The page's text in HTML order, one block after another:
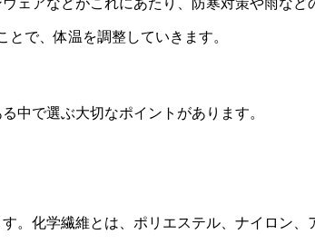
で、体温を調整していきます。
中で選ぶ大切なポイントがあります。
。化学繊維とは、ポリエステル、ナイロン、